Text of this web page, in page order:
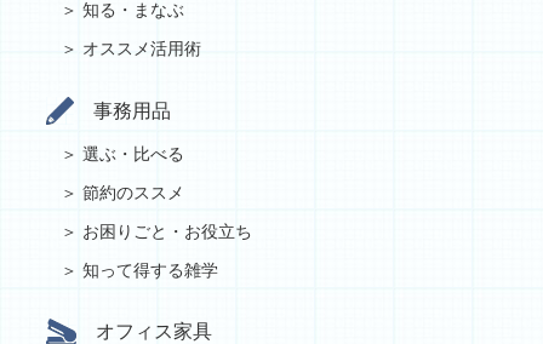
知る・まなぶ
オススメ活用術
事務用品
選ぶ・比べる
節約のススメ
お困りごと・お役立ち
知って得する雑学
オフィス家具